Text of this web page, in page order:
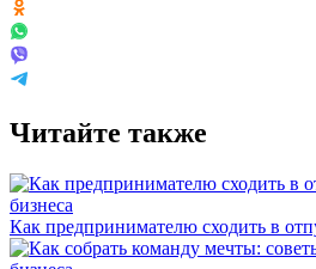
Читайте также
Как предпринимателю сходить в